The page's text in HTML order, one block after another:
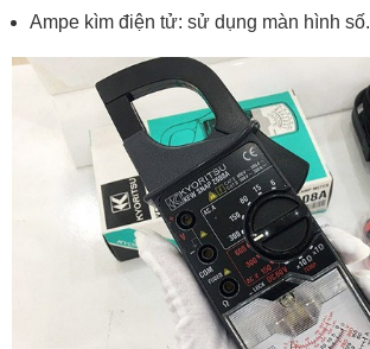
Ampe kìm điện tử: sử dụng màn hình số.